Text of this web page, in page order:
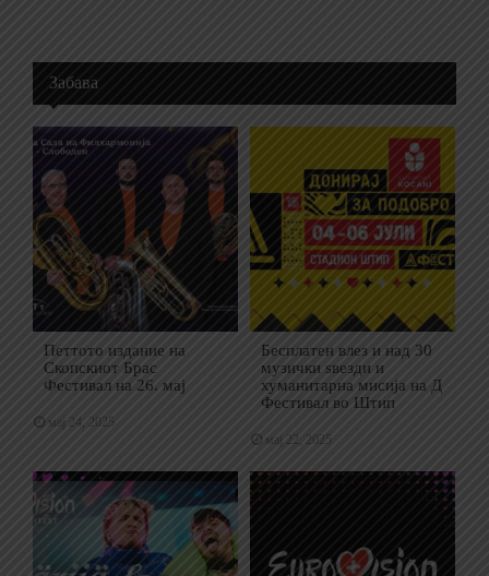
Забава
Петтото издание на
Скопскиот Брас
Фестивал на 26. мај
мај 24, 2025
Бесплатен влез и над 30
музички ѕвезди и
хуманитарна мисија на Д
Фестивал во Штип
мај 22, 2025